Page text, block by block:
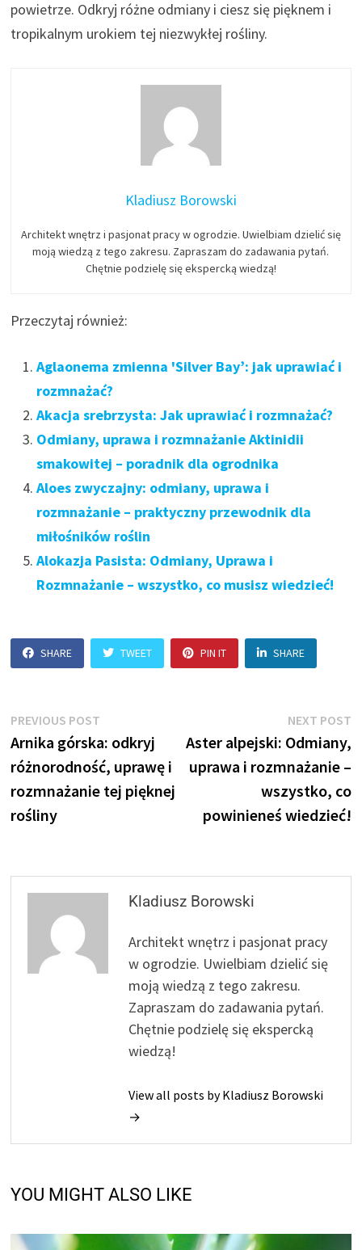
powietrze. Odkryj różne odmiany i ciesz się pięknem i
tropikalnym urokiem tej niezwykłej rośliny.
Kladiusz Borowski
Architekt wnętrz i pasjonat pracy w ogrodzie. Uwielbiam dzielić się
moją wiedzą z tego zakresu. Zapraszam do zadawania pytań.
Chętnie podzielę się ekspercką wiedzą!
Przeczytaj również:
Aglaonema zmienna 'Silver Bay’: jak uprawiać i
rozmnażać?
Akacja srebrzysta: Jak uprawiać i rozmnażać?
Odmiany, uprawa i rozmnażanie Aktinidii
smakowitej – poradnik dla ogrodnika
Aloes zwyczajny: odmiany, uprawa i
rozmnażanie – praktyczny przewodnik dla
miłośników roślin
Alokazja Pasista: Odmiany, Uprawa i
Rozmnażanie – wszystko, co musisz wiedzieć!
SHARE TWEET PIN IT SHARE
Nawigacja
wpisu
PREVIOUS POST
post:
Arnika górska: odkryj
różnorodność, uprawę i
rozmnażanie tej pięknej
rośliny
NEXT POST
Aster alpejski: Odmiany,
uprawa i rozmnażanie –
wszystko, co
powinieneś wiedzieć!
Kladiusz Borowski
Architekt wnętrz i pasjonat pracy
w ogrodzie. Uwielbiam dzielić się
moją wiedzą z tego zakresu.
Zapraszam do zadawania pytań.
Chętnie podzielę się ekspercką
wiedzą!
View all posts by Kladiusz Borowski
→
YOU MIGHT ALSO LIKE